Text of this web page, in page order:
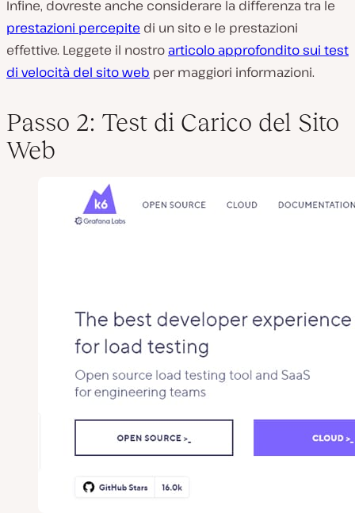
Infine, dovreste anche considerare la differenza tra le
prestazioni percepite di un sito e le prestazioni
effettive. Leggete il nostro articolo approfondito sui test
di velocità del sito web per maggiori informazioni.
Passo 2: Test di Carico del Sito
Web